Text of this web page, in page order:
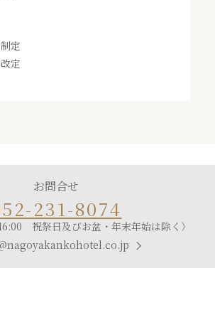
定
定
お問合せ
231-8074
祝祭日及びお盆・年末年始は除く）